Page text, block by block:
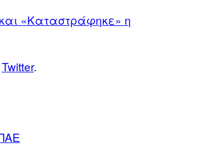
«Καταστράφηκε» η
Twitter.